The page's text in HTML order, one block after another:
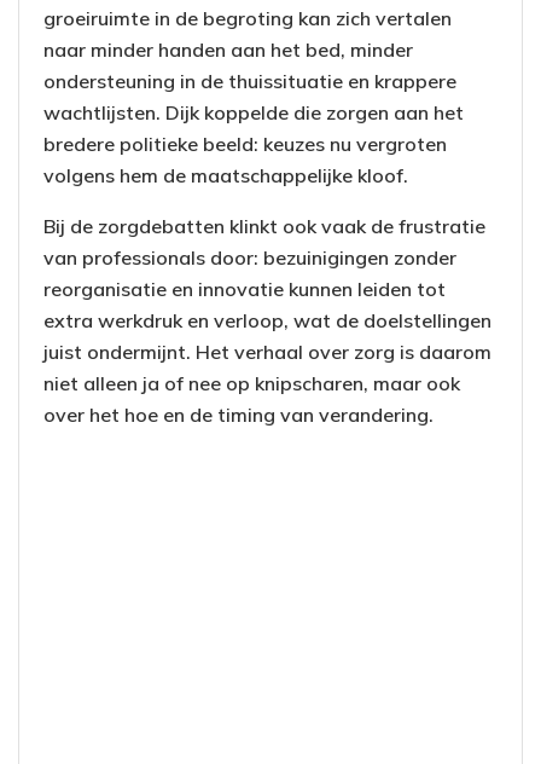
groeiruimte in de begroting kan zich vertalen
naar minder handen aan het bed, minder
ondersteuning in de thuissituatie en krappere
wachtlijsten. Dijk koppelde die zorgen aan het
bredere politieke beeld: keuzes nu vergroten
volgens hem de maatschappelijke kloof.
Bij de zorgdebatten klinkt ook vaak de frustratie
van professionals door: bezuinigingen zonder
reorganisatie en innovatie kunnen leiden tot
extra werkdruk en verloop, wat de doelstellingen
juist ondermijnt. Het verhaal over zorg is daarom
niet alleen ja of nee op knipscharen, maar ook
over het hoe en de timing van verandering.